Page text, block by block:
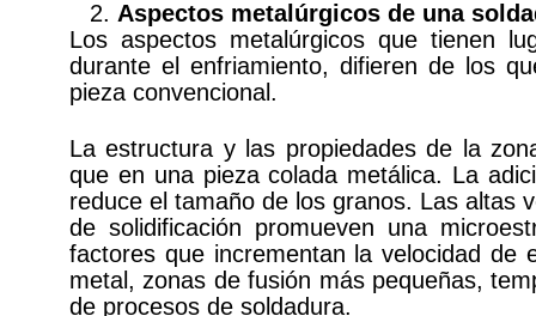
Aspectos metalúrgicos de una
Los aspectos metalúrgicos que tienen
durante el enfriamiento, difieren de los
pieza convencional.
La estructura y las propiedades de la
que en una pieza colada metálica. La
reduce el tamaño de los granos. Las altas
de solidificación promueven una
factores que incrementan la velocidad de
metal, zonas de fusión más pequeñas,
de procesos de soldadura.